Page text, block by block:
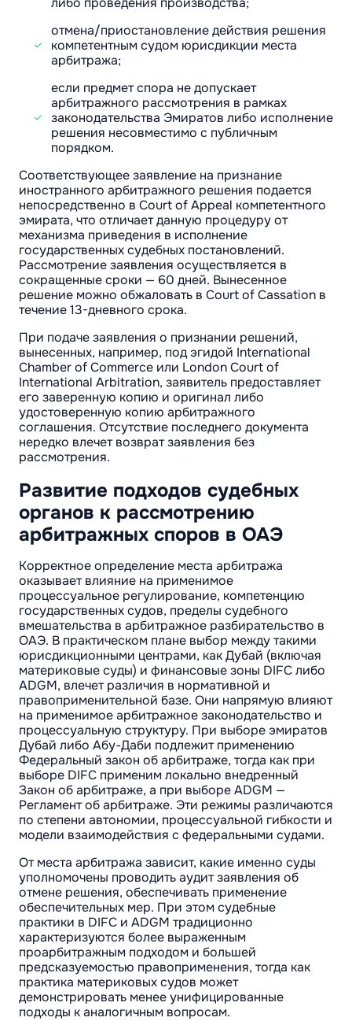
отмена/приостановление действия решения
компетентным судом юрисдикции места
арбитража;
если предмет спора не допускает
арбитражного рассмотрения в рамках
законодательства Эмиратов либо исполнение
решения несовместимо с публичным
порядком.
Соответствующее заявление на признание
иностранного арбитражного решения подается
непосредственно в Court of Appeal компетентного
эмирата, что отличает данную процедуру от
механизма приведения в исполнение
государственных судебных постановлений.
Рассмотрение заявления осуществляется в
сокращенные сроки — 60 дней. Вынесенное
решение можно обжаловать в Court of Cassation в
течение 13-дневного срока.
При подаче заявления о признании решений,
вынесенных, например, под эгидой International
Chamber of Commerce или London Court of
International Arbitration, заявитель предоставляет
его заверенную копию и оригинал либо
удостоверенную копию арбитражного
соглашения. Отсутствие последнего документа
нередко влечет возврат заявления без
рассмотрения.
Развитие подходов судебных
органов к рассмотрению
арбитражных споров в ОАЭ
Корректное определение места арбитража
оказывает влияние на применимое
процессуальное регулирование, компетенцию
государственных судов, пределы судебного
вмешательства в арбитражное разбирательство в
ОАЭ. В практическом плане выбор между такими
юрисдикционными центрами, как Дубай (включая
материковые суды) и финансовые зоны DIFC либо
ADGM, влечет различия в нормативной и
правоприменительной базе. Они напрямую влияют
на применимое арбитражное законодательство и
процессуальную структуру. При выборе эмиратов
Дубай либо Абу-Даби подлежит применению
Федеральный закон об арбитраже, тогда как при
выборе DIFC применим локально внедренный
Закон об арбитраже, а при выборе ADGM —
Регламент об арбитраже. Эти режимы различаются
по степени автономии, процессуальной гибкости и
модели взаимодействия с федеральными судами.
От места арбитража зависит, какие именно суды
уполномочены проводить аудит заявления об
отмене решения, обеспечивать применение
обеспечительных мер. При этом судебные
практики в DIFC и ADGM традиционно
характеризуются более выраженным
проарбитражным подходом и большей
предсказуемостью правоприменения, тогда как
практика материковых судов может
демонстрировать менее унифицированные
подходы к аналогичным вопросам.